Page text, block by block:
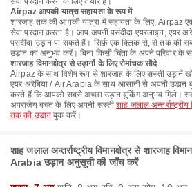
Airpaz आपकी यात्रा सहायता के रूप में
शारजाह तक की आपकी यात्रा में सहायता के लिए, Airpaz
सेवा प्रदान करता है। आप अपनी पसंदीदा एयरलाइन, एयर
पसंदीदा उड़ान पा सकते हैं। सिर्फ़ एक क्लिक से, से तक की
उड़ान का अनुभव करें। बिना किसी चिंता के अपने परिवार
शारजाह विमानक्षेत्र से उड़ानों के लिए रोमांचक सौदे
Airpaz के साथ विशेष रूप से शारजाह के लिए सस्ती उड़ानें
एयर अरेबिया / Air Arabia के साथ आसानी से अपनी
करते हैं कि आपको सबसे अच्छा उड़ान बुकिंग अनुभव मिले।
अपराजेय बचत के लिए अपनी सस्तीशाह जलाल अन्तर्राष्ट्रीय
तक की उड़ान बुक करें।
शाह जलाल अन्तर्राष्ट्रीय विमानक्षेत्र से शारजाह
Arabia उड़ान अनुसूची की जाँच करें